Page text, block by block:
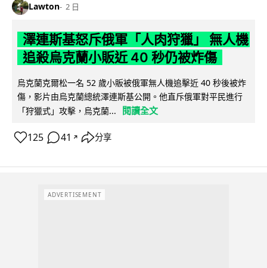
Lawton 2 日
澤連斯基怒斥俄軍「人肉狩獵」 無人機
追殺烏克蘭小販近 40 秒仍被炸傷
烏克蘭克爾松一名 52 歲小販被俄軍無人機追擊近 40 秒後被炸
傷，影片由烏克蘭總統澤連斯基公開。他直斥俄軍對平民進行
「狩獵式」攻擊，烏克蘭...
閱讀全文
125 41 ↗ 分享
ADVERTISEMENT